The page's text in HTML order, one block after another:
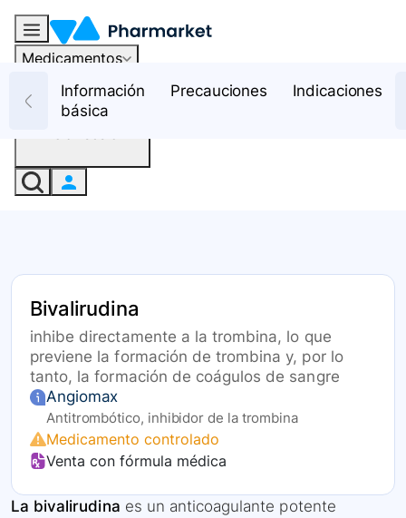
Medicamentos
RecursosInformación
básica
Precauciones Indicaciones
Bivalirudina
inhibe directamente a la trombina, lo que
previene la formación de trombina y, por lo
tanto, la formación de coágulos de sangre
Angiomax
Antitrombótico, inhibidor de la trombina
Medicamento controlado
Venta con fórmula médica
La bivalirudina es un anticoagulante potente